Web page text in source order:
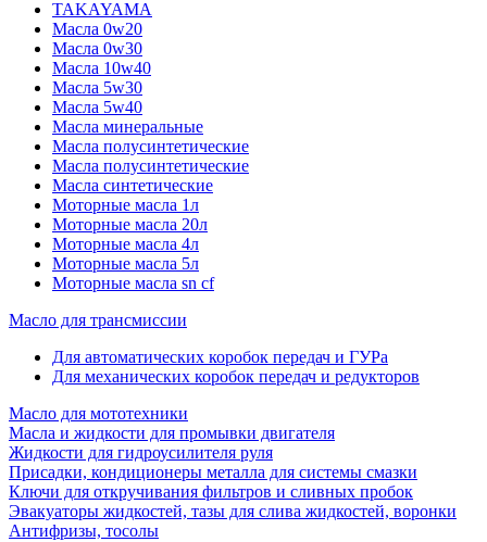
TAKAYAMA
Масла 0w20
Масла 0w30
Масла 10w40
Масла 5w30
Масла 5w40
Масла минеральные
Масла полусинтетические
Масла полусинтетические
Масла синтетические
Моторные масла 1л
Моторные масла 20л
Моторные масла 4л
Моторные масла 5л
Моторные масла sn cf
Масло для трансмиссии
Для автоматических коробок передач и ГУРа
Для механических коробок передач и редукторов
Масло для мототехники
Масла и жидкости для промывки двигателя
Жидкости для гидроусилителя руля
Присадки, кондиционеры металла для системы смазки
Ключи для откручивания фильтров и сливных пробок
Эвакуаторы жидкостей, тазы для слива жидкостей, воронки
Антифризы, тосолы